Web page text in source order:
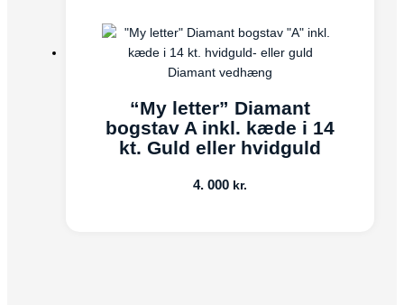
Diamant vedhæng
“My letter” Diamant
bogstav A inkl. kæde i 14
kt. Guld eller hvidguld
4. 000 kr.